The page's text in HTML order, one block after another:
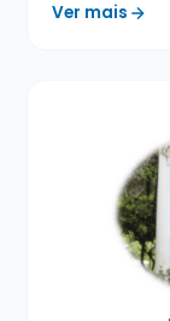
Ver mais